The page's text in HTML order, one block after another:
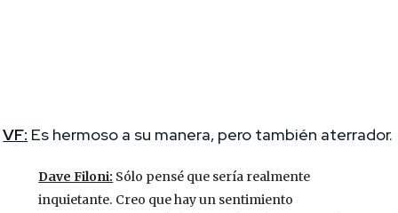
VF: Es hermoso a su manera, pero también aterrador.
Dave Filoni: Sólo pensé que sería realmente
inquietante. Creo que hay un sentimiento